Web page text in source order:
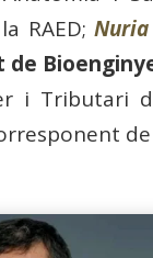
RAED;
i Tributari